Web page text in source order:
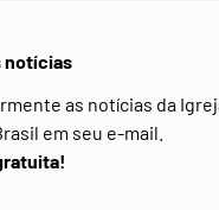
notícias
as notícias da
em seu e-mail.